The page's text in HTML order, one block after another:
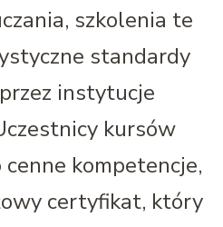
szkolenia te
standardy
instytucje
kursów
kompetencje,
certyfikat, który